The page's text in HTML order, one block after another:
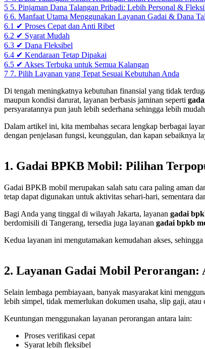
5 5. Pinjaman Dana Talangan Pribadi: Lebih Personal &
6 6. Manfaat Utama Menggunakan Layanan Gadai & Dana
6.1 ✔ Proses Cepat dan Anti Ribet
6.2 ✔ Syarat Mudah
6.3 ✔ Dana Fleksibel
6.4 ✔ Kendaraan Tetap Dipakai
6.5 ✔ Akses Terbuka untuk Semua Kalangan
7 7. Pilih Layanan yang Tepat Sesuai Kebutuhan Anda
Di tengah meningkatnya kebutuhan finansial yang tidak
maupun kondisi darurat, layanan berbasis jaminan seperti
persyaratannya pun jauh lebih sederhana sehingga lebih
Dalam artikel ini, kita membahas secara lengkap berbagai
dengan penjelasan fungsi, keunggulan, dan kapan sebaiknya
1. Gadai BPKB Mobil: Pilihan
Gadai BPKB mobil merupakan salah satu cara paling aman
tetap dapat digunakan untuk aktivitas sehari-hari, sementara
Bagi Anda yang tinggal di wilayah Jakarta, layanan gadai
berdomisili di Tangerang, tersedia juga layanan gadai bpkb
Kedua layanan ini mengutamakan kemudahan akses,
2. Layanan Gadai Mobil
Selain lembaga pembiayaan, banyak masyarakat kini
lebih simpel, tidak memerlukan dokumen usaha, slip gaji, atau
Keuntungan menggunakan layanan perorangan antara lain:
Proses verifikasi cepat
Syarat lebih fleksibel